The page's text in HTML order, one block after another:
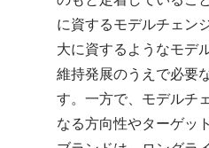
に資するモデルチェン
大に資するようなモデ
維持発展のうえで必要
す。一方で、モデルチ
なる方向性やターゲッ